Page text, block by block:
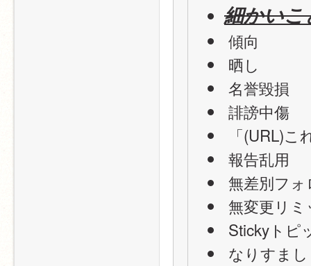
細かい
傾向
晒し
名誉毀損
誹謗中傷
「(URL)
報告乱用
無差別フォ
無変更リ
Stickyトピ
なりすまし